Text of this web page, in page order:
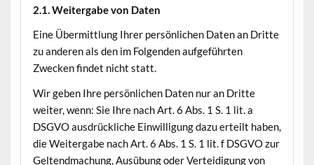
2.1. Weitergabe von Daten
Eine Übermittlung Ihrer persönlichen Daten an Dritte
zu anderen als den im Folgenden aufgeführten
Zwecken findet nicht statt.
Wir geben Ihre persönlichen Daten nur an Dritte
weiter, wenn: Sie Ihre nach Art. 6 Abs. 1 S. 1 lit. a
DSGVO ausdrückliche Einwilligung dazu erteilt haben,
die Weitergabe nach Art. 6 Abs. 1 S. 1 lit. f DSGVO zur
Geltendmachung, Ausübung oder Verteidigung von